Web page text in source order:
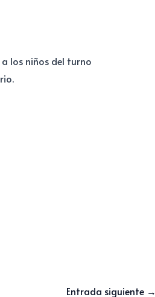
los niños del turno
Entrada siguiente →